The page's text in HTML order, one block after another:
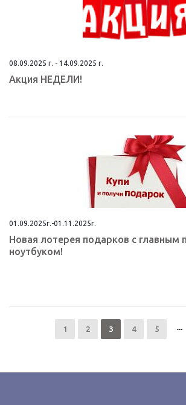
08.09.2025 г. - 14.09.2025 г.
Aкция НEДЕЛИ!
01.09.2025г.-01.11.2025г.
Новая лотерея подарков с главным
ноутбуком!
1 2 3 4 5